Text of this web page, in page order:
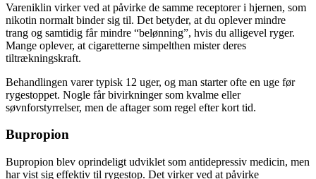
Vareniklin virker ved at påvirke de samme receptorer i hjernen, som
nikotin normalt binder sig til. Det betyder, at du oplever mindre
trang og samtidig får mindre “belønning”, hvis du alligevel ryger.
Mange oplever, at cigaretterne simpelthen mister deres
tiltrækningskraft.
Behandlingen varer typisk 12 uger, og man starter ofte en uge før
rygestoppet. Nogle får bivirkninger som kvalme eller
søvnforstyrrelser, men de aftager som regel efter kort tid.
Bupropion
Bupropion blev oprindeligt udviklet som antidepressiv medicin, men
har vist sig effektiv til rygestop. Det virker ved at påvirke